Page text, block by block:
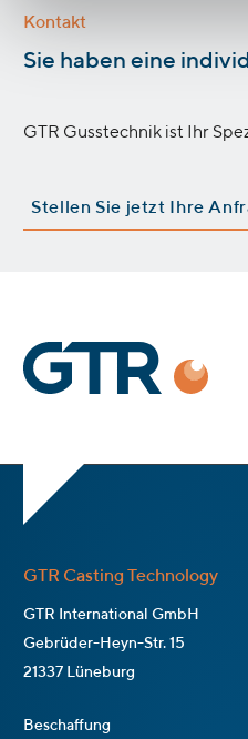
Kontakt
:Sie haben eine
GTR Gusstechnik ist Ihr
Stellen Sie jetzt Ihre
GTR Casting Technology
GTR International GmbH
Gebrüder-Heyn-Str. 15
21337 Lüneburg
Beschaffung